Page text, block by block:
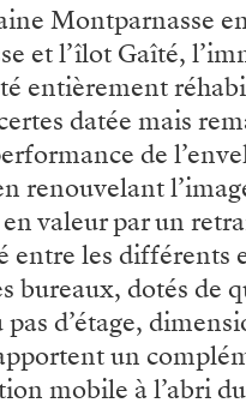
Montparnasse
et l’îlot Gaîté,
entièrement
datée mais
de
renouvelant
valeur par un
les différents
bureaux, dotés de
d’étage,
un
mobile à l’abri